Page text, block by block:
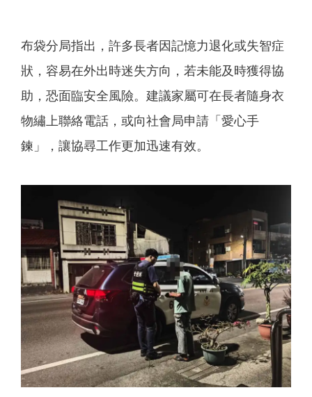
布袋分局指出，許多長者因記憶力退化或失智症
狀，容易在外出時迷失方向，若未能及時獲得協
助，恐面臨安全風險。建議家屬可在長者隨身衣
物繡上聯絡電話，或向社會局申請「愛心手
鍊」，讓協尋工作更加迅速有效。